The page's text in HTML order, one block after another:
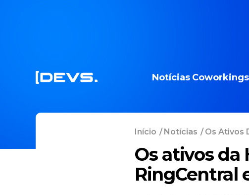
Notícias Coworkings
Início /Notícias / Os Ativos
Os ativos
RingCentral